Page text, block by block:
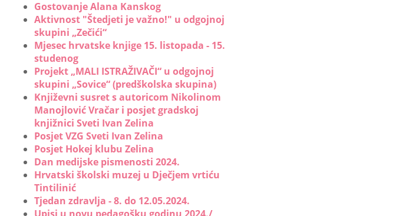
Gostovanje Alana Kanskog
Aktivnost "Štedjeti je važno!" u odgojnoj
skupini „Zečići“
Mjesec hrvatske knjige 15. listopada - 15.
studenog
Projekt „MALI ISTRAŽIVAČI“ u odgojnoj
skupini „Sovice“ (predškolska skupina)
Književni susret s autoricom Nikolinom
Manojlović Vračar i posjet gradskoj
knjižnici Sveti Ivan Zelina
Posjet VZG Sveti Ivan Zelina
Posjet Hokej klubu Zelina
Dan medijske pismenosti 2024.
Hrvatski školski muzej u Dječjem vrtiću
Tintilinić
Tjedan zdravlja - 8. do 12.05.2024.